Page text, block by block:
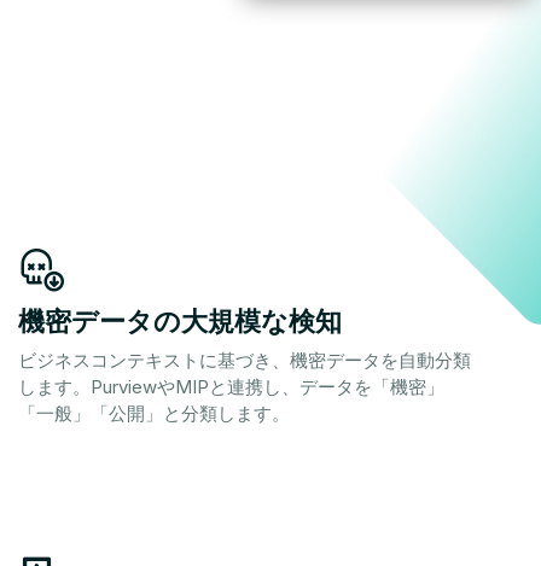
機密データの大規模な検知
ビジネスコンテキストに基づき、機密データを自動分類
します。PurviewやMIPと連携し、データを「機密」
「一般」「公開」と分類します。